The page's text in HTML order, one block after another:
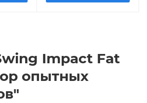
Impact Fat
опытных